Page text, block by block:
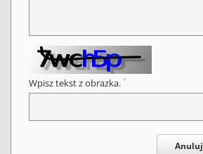
Wpisz tekst z obrazka. *
Anuluj